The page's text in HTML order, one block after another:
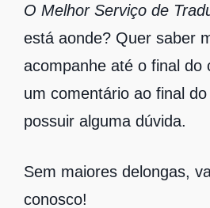
O Melhor Serviço de
está aonde? Quer saber
acompanhe até o final do
um comentário ao final
possuir alguma dúvida.
Sem maiores delongas,
conosco!